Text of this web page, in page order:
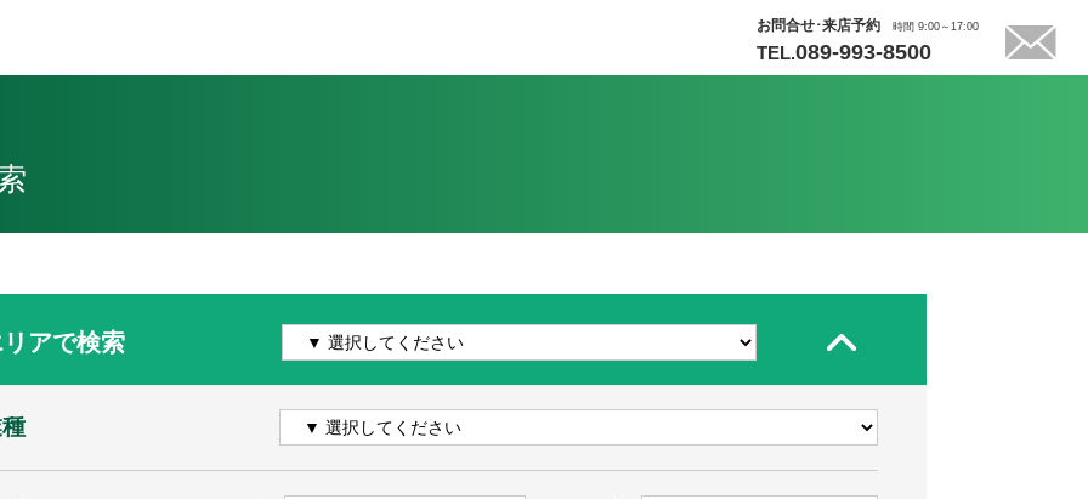
お問合せ･来店予約 時間 9:00～17:00
TEL.089-993-8500
アで検索